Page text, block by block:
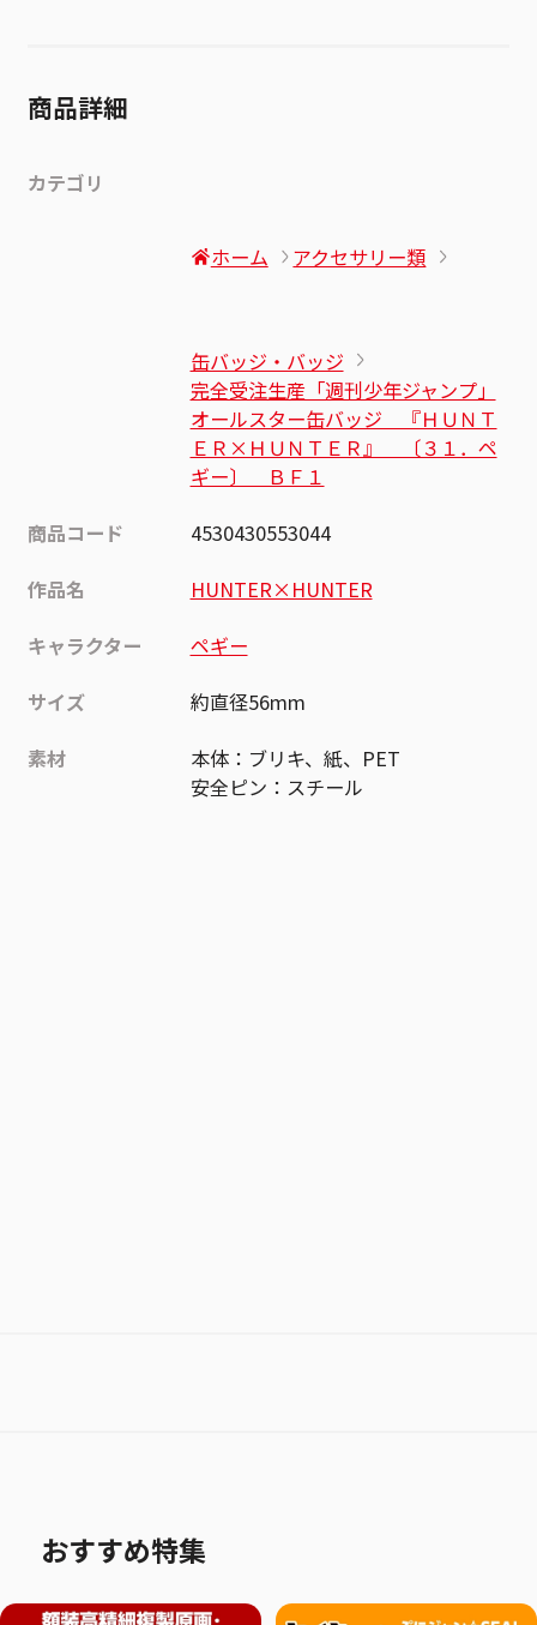
商品詳細
カテゴリ
ホーム アクセサリー類
缶バッジ・バッジ
完全受注生産「週刊少年ジャンプ」
オールスター缶バッジ 『ＨＵＮＴ
ＥＲ×ＨＵＮＴＥＲ』 〔３１．ペ
ギー〕 ＢＦ１
商品コード
4530430553044
作品名
HUNTER×HUNTER
キャラクター
ペギー
サイズ
約直径56mm
素材
本体：ブリキ、紙、PET
安全ピン：スチール
おすすめ特集